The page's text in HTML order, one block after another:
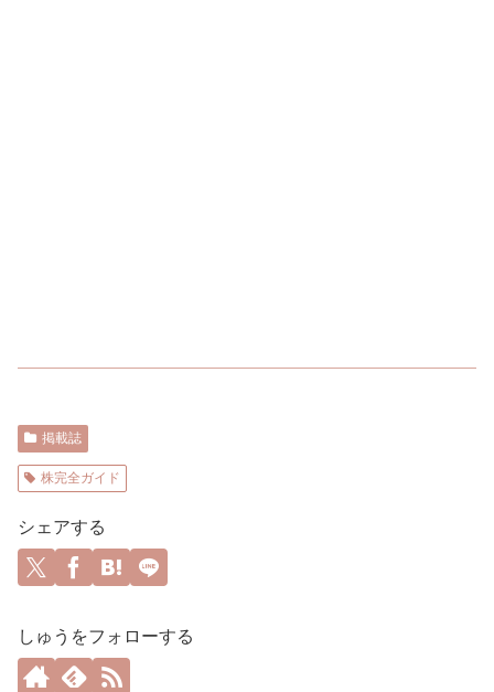
掲載誌
株完全ガイド
シェアする
しゅうをフォローする